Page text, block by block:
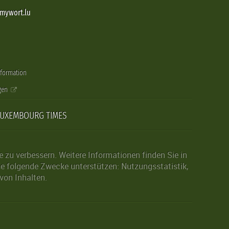
TIMES
verbessern. Weitere Informationen finden Sie in
folgende Zwecke unterstützen: Nutzungsstatistik,
Inhalten.